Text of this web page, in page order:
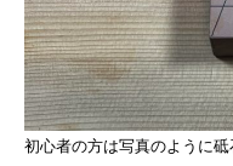
初心者の方は写真のように